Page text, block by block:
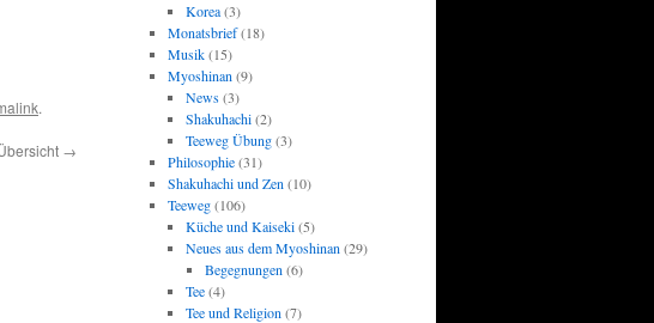
.
→
Korea(3)
Monatsbrief(18)
Musik(15)
Myoshinan (9)
News(3)
Shakuhachi(2)
Teeweg Übung(3)
Philosophie(31)
Shakuhachi und Zen (10)
Teeweg(106)
Küche und Kaiseki(5)
Neues aus dem Myoshinan (29)
Begegnungen (6)
Tee(4)
Tee und Religion (7)